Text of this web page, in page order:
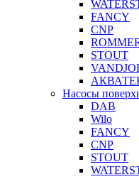
FANCY
CNP
STOUT
Насосы
DAB
Wilo
FANCY
CNP
STOUT